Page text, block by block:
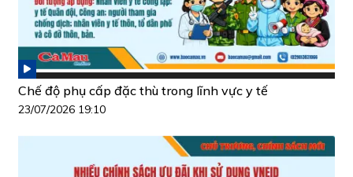
Chế độ phụ cấp đặc thù trong lĩnh vực y tế
23/07/2026 19:10